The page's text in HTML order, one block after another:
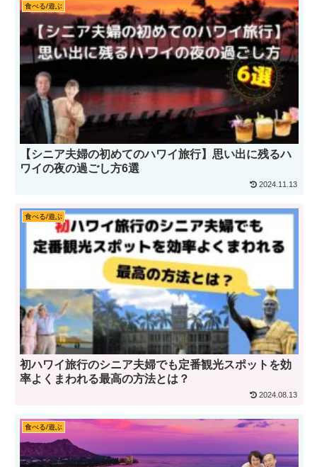
食べる/遊ぶ
【シニア夫婦の初めてのハワイ旅行】思い出に残るハ
ワイの夜の過ごし方6選
2024.11.13
食べる/遊ぶ
初ハワイ旅行のシニア夫婦でも定番観光スポットを効
率よくまわれる最高の方法とは？
2024.08.13
食べる/遊ぶ